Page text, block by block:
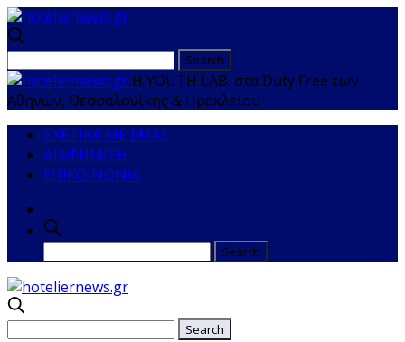
H YOUTH LAB. στα Duty Free των
Αθηνών, Θεσσαλονίκης & Ηρακλείου
ΣΧΕΤΙΚΑ ΜΕ ΕΜΑΣ
ΔΙΑΦΗΜΙΣΗ
ΕΠΙΚΟΙΝΩΝΙΑ